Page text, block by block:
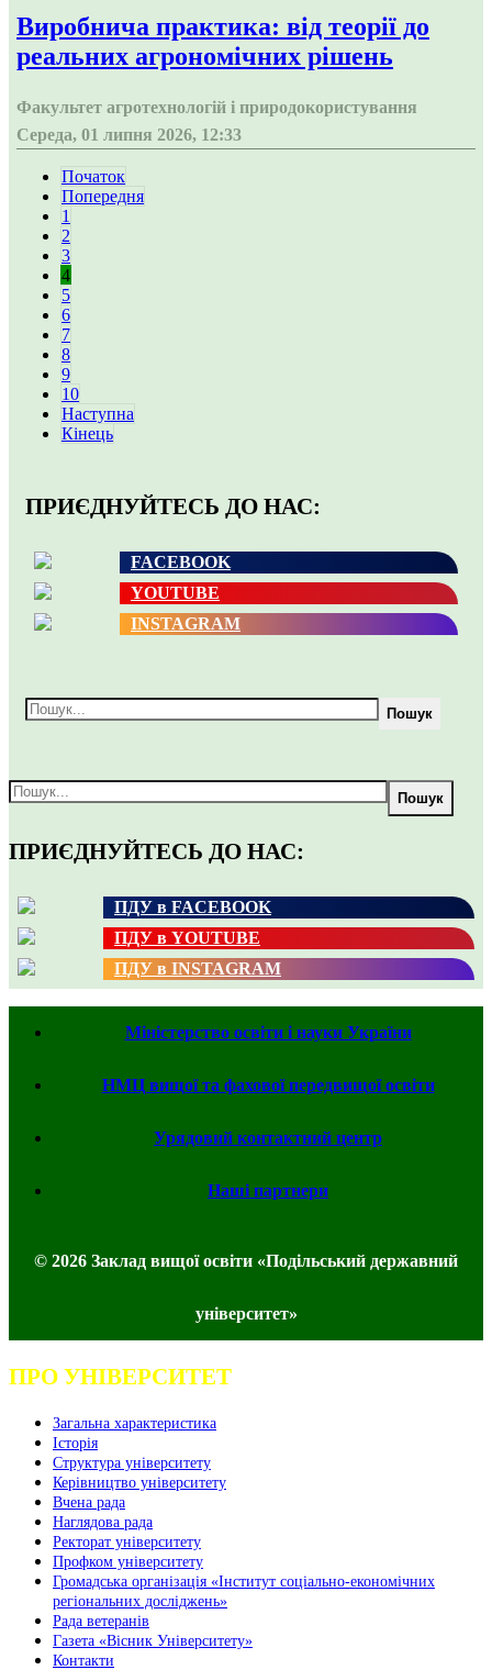
Виробнича практика: від теорії до
реальних агрономічних рішень
Факультет агротехнологій і природокористування
Середа, 01 липня 2026, 12:33
Початок
Попередня
1
2
3
4
5
6
7
8
9
10
Наступна
Кінець
ПРИЄДНУЙТЕСЬ ДО НАС:
FACEBOOK
YOUTUBE
INSTAGRAM
Пошук
Пошук
ПРИЄДНУЙТЕСЬ ДО НАС:
ПДУ в FACEBOOK
ПДУ в YOUTUBE
ПДУ в INSTAGRAM
Міністерство освіти і науки України
НМЦ вищої та фахової передвищої освіти
Урядовий контактний центр
Наші партнери
© 2026 Заклад вищої освіти «Подільський державний
університет»
ПРО УНІВЕРСИТЕТ
Загальна характеристика
Історія
Структура університету
Керівництво університету
Вчена рада
Наглядова рада
Ректорат університету
Профком університету
Громадська організація «Інститут соціально-економічних
регіональних досліджень»
Рада ветеранів
Газета «Вісник Університету»
Контакти